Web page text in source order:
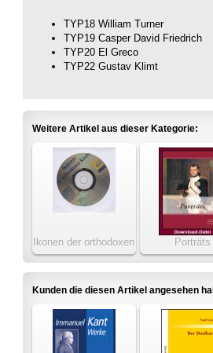
TYP18 William Turner
TYP19 Casper David Friedrich
TYP20 El Greco
TYP22 Gustav Klimt
Weitere Artikel aus dieser Kategorie:
Ikonen der orthodoxen
Kirche
Porträts
Kunden die diesen Artikel angesehen